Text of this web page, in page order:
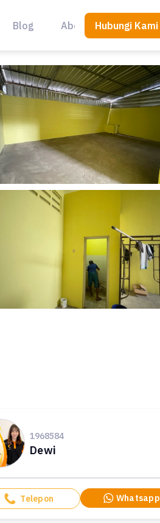
Blog About UsHubungi Kami
1968584
Dewi
Telepon Whatsapp